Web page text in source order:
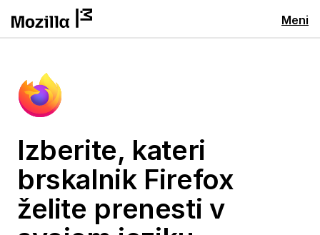
Meni
Izberite, kateri
brskalnik Firefox
želite prenesti v